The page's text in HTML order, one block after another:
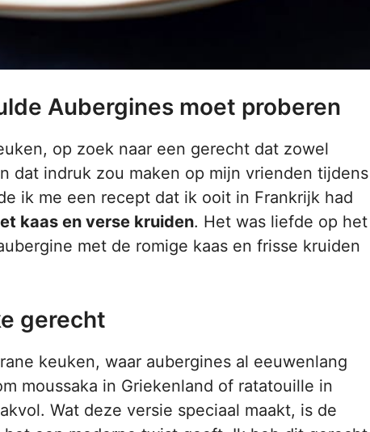
Aubergines moet proberen
op zoek naar een gerecht dat zowel
dat indruk zou maken op mijn vrienden tijdens
ik me een recept dat ik ooit in Frankrijk had
kaas en verse kruiden. Het was liefde op het
met de romige kaas en frisse kruiden
gerecht
keuken, waar aubergines al eeuwenlang
moussaka in Griekenland of ratatouille in
Wat deze versie speciaal maakt, is de